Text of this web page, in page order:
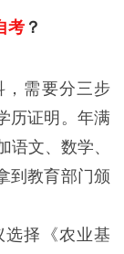
考 ？
，需要分三步
历证明。年满
语文、数学、
到教育部门颁
择《农业基